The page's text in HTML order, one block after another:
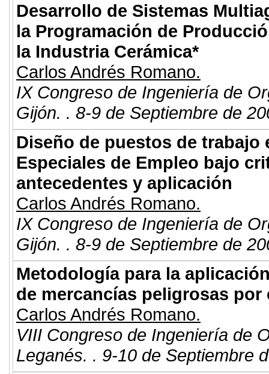
Desarrollo de Sistemas
la Programación de
la Industria Cerámica*
Carlos Andrés Romano.
IX Congreso de Ingeniería de
Gijón. . 8-9 de Septiembre de
Diseño de puestos de trabajo
Especiales de Empleo bajo
antecedentes y aplicación
Carlos Andrés Romano.
IX Congreso de Ingeniería de
Gijón. . 8-9 de Septiembre de
Metodología para la
de mercancías peligrosas por
Carlos Andrés Romano.
VIII Congreso de Ingeniería de
Leganés. . 9-10 de Septiembre